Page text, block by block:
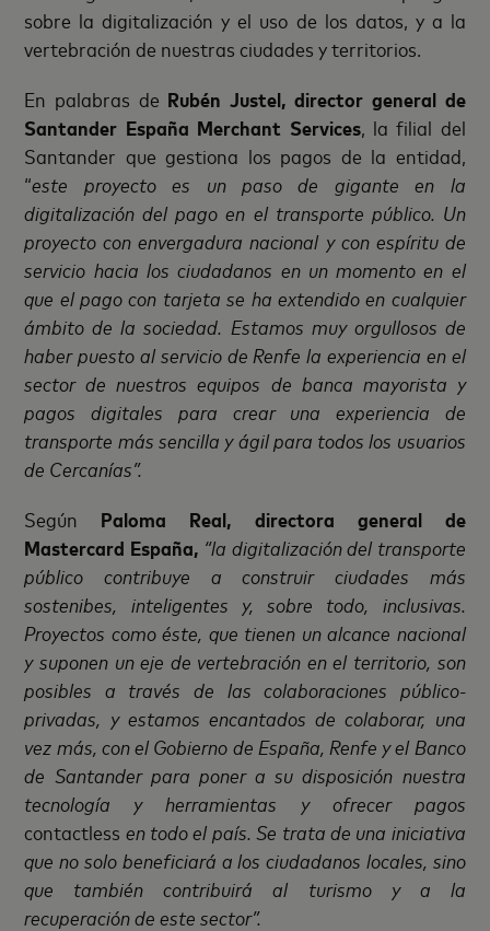
sobre la digitalización y el uso de los datos, y a la
vertebración de nuestras ciudades y territorios.
En palabras de Rubén Justel, director general de
Santander España Merchant Services, la filial del
Santander que gestiona los pagos de la entidad,
“este proyecto es un paso de gigante en la
digitalización del pago en el transporte público. Un
proyecto con envergadura nacional y con espíritu de
servicio hacia los ciudadanos en un momento en el
que el pago con tarjeta se ha extendido en cualquier
ámbito de la sociedad. Estamos muy orgullosos de
haber puesto al servicio de Renfe la experiencia en el
sector de nuestros equipos de banca mayorista y
pagos digitales para crear una experiencia de
transporte más sencilla y ágil para todos los usuarios
de Cercanías”.
Según Paloma Real, directora general de
Mastercard España, “la digitalización del transporte
público contribuye a construir ciudades más
sostenibes, inteligentes y, sobre todo, inclusivas.
Proyectos como éste, que tienen un alcance nacional
y suponen un eje de vertebración en el territorio, son
posibles a través de las colaboraciones público-
privadas, y estamos encantados de colaborar, una
vez más, con el Gobierno de España, Renfe y el Banco
de Santander para poner a su disposición nuestra
tecnología y herramientas y ofrecer pagos
contactless en todo el país. Se trata de una iniciativa
que no solo beneficiará a los ciudadanos locales, sino
que también contribuirá al turismo y a la
recuperación de este sector”.